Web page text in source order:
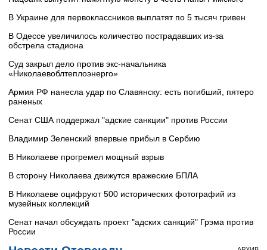
В Украине для первоклассников выплатят по 5 тысяч гривен
В Одессе увеличилось количество пострадавших из-за
обстрела стадиона
Суд закрыл дело против экс-начальника
«Николаевоблтеплоэнерго»
Армия РФ нанесла удар по Славянску: есть погибший, пятеро
раненых
Сенат США поддержал "адские санкции" против России
Владимир Зеленский впервые прибыл в Сербию
В Николаеве прогремел мощный взрыв
В сторону Николаева движутся вражеские БПЛА
В Николаеве оцифруют 500 исторических фотографий из
музейных коллекций
Сенат начал обсуждать проект "адских санкций" Грэма против
России